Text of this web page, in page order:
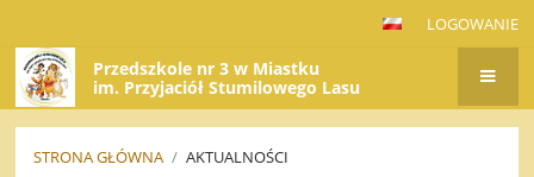
LOGOWANIE
Przedszkole nr 3 w Miastku
im. Przyjaciół Stumilowego Lasu
STRONA GŁÓWNA / AKTUALNOŚCI